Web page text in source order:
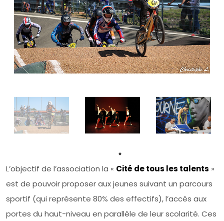
L’objectif de l’association la « Cité de tous les talents »
est de pouvoir proposer aux jeunes suivant un parcours
sportif (qui représente 80% des effectifs), l’accès aux
portes du haut-niveau en parallèle de leur scolarité. Ces